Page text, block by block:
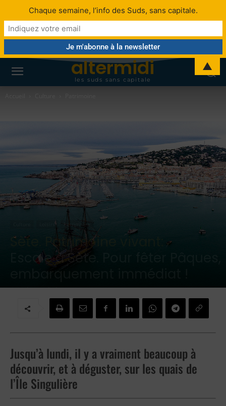
altermidi
les suds sans capitale
Loisirs Patrimoine
Sète. Patrimoine vivant:
Escale à Sète. Pour fêter Pâques,
embarquement immédiat !
Par Michele Fizaine - 4 avril 2026
Jusqu’à lundi, il y a vraiment beaucoup à
découvrir, et à déguster, sur les quais de
l’Île Singulière
Chaque semaine, l’info des Suds, sans capitale.
▲